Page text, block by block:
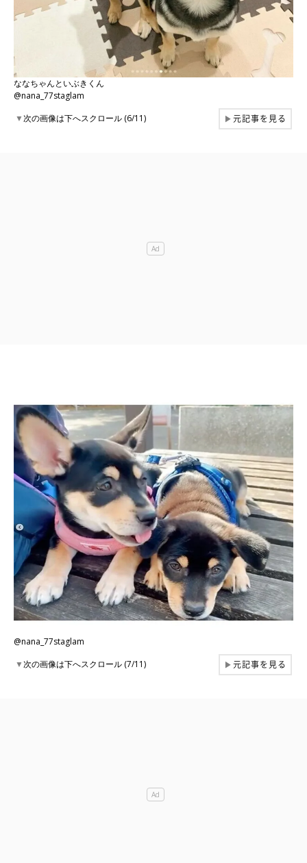
ななちゃんといぶきくん
@nana_77staglam
▼次の画像は下へスクロール (6/11) ▶元記事を見る
@nana_77staglam
▼次の画像は下へスクロール (7/11) ▶元記事を見る